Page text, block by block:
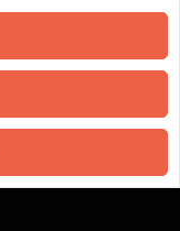
cookie